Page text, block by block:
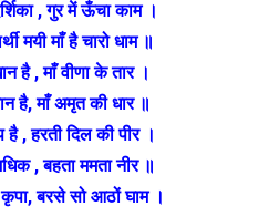
, गुर में ऊँचा काम ।
मयी माँ है चारो धाम ॥
है , माँ वीणा के तार ।
है, माँ अमृत की धार ॥
है , हरती दिल की पीर ।
, बहता ममता नीर ॥
बरसे सो आठों घाम ।